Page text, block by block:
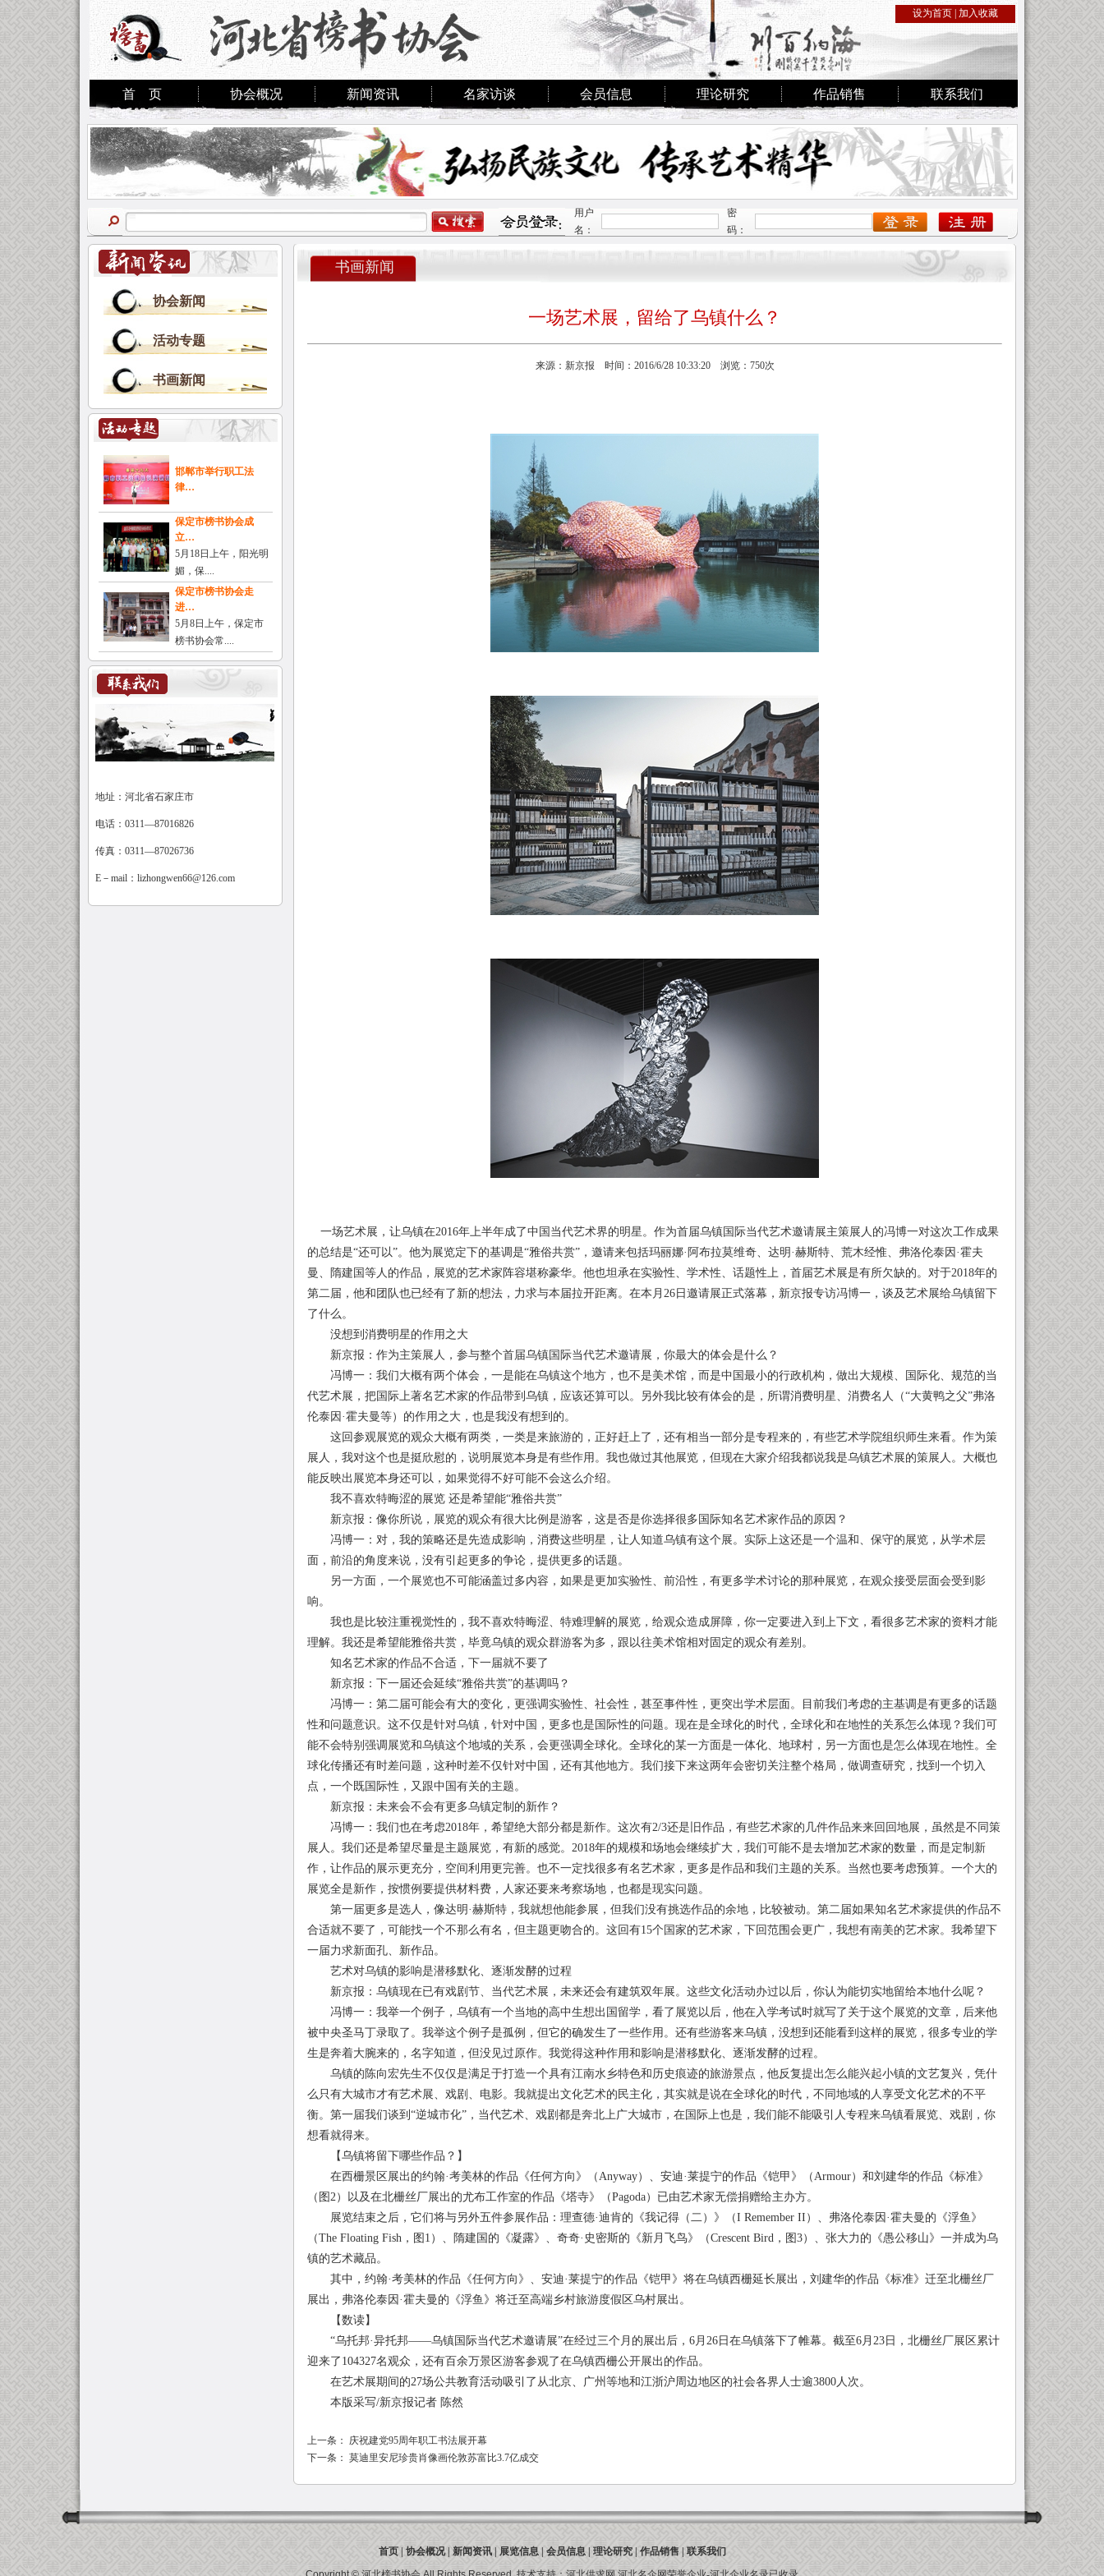
设为首页 加入收藏
首 页 协会概况 新闻资讯 名家访谈 会员信息 理论研究 作品销售 联系我们
用户
名：
密
码：
协会新闻
活动专题
书画新闻
邯郸市举行职工法
律…
保定市榜书协会成
立…
5月18日上午，阳光明
媚，保....
保定市榜书协会走
进…
5月8日上午，保定市
榜书协会常....
地址：河北省石家庄市
电话：0311—87016826
传真：0311—87026736
E－mail： lizhongwen66@126.com
书画新闻
一场艺术展，留给了乌镇什么？
来源：新京报 时间：2016/6/28 10:33:20 浏览：750次
一场艺术展，让乌镇在2016年上半年成了中国当代艺术界的明星。作为首届乌镇国际当代艺术邀请展主策展人的冯博一对这次工作成果
的总结是“还可以”。他为展览定下的基调是“雅俗共赏”，邀请来包括玛丽娜·阿布拉莫维奇、达明·赫斯特、荒木经惟、弗洛伦泰因·霍夫
曼、隋建国等人的作品，展览的艺术家阵容堪称豪华。他也坦承在实验性、学术性、话题性上，首届艺术展是有所欠缺的。对于2018年的
第二届，他和团队也已经有了新的想法，力求与本届拉开距离。在本月26日邀请展正式落幕，新京报专访冯博一，谈及艺术展给乌镇留下
了什么。
没想到消费明星的作用之大
新京报：作为主策展人，参与整个首届乌镇国际当代艺术邀请展，你最大的体会是什么？
冯博一：我们大概有两个体会，一是能在乌镇这个地方，也不是美术馆，而是中国最小的行政机构，做出大规模、国际化、规范的当
代艺术展，把国际上著名艺术家的作品带到乌镇，应该还算可以。另外我比较有体会的是，所谓消费明星、消费名人（“大黄鸭之父”弗洛
伦泰因·霍夫曼等）的作用之大，也是我没有想到的。
这回参观展览的观众大概有两类，一类是来旅游的，正好赶上了，还有相当一部分是专程来的，有些艺术学院组织师生来看。作为策
展人，我对这个也是挺欣慰的，说明展览本身是有些作用。我也做过其他展览，但现在大家介绍我都说我是乌镇艺术展的策展人。大概也
能反映出展览本身还可以，如果觉得不好可能不会这么介绍。
我不喜欢特晦涩的展览 还是希望能“雅俗共赏”
新京报：像你所说，展览的观众有很大比例是游客，这是否是你选择很多国际知名艺术家作品的原因？
冯博一：对，我的策略还是先造成影响，消费这些明星，让人知道乌镇有这个展。实际上这还是一个温和、保守的展览，从学术层
面，前沿的角度来说，没有引起更多的争论，提供更多的话题。
另一方面，一个展览也不可能涵盖过多内容，如果是更加实验性、前沿性，有更多学术讨论的那种展览，在观众接受层面会受到影
响。
我也是比较注重视觉性的，我不喜欢特晦涩、特难理解的展览，给观众造成屏障，你一定要进入到上下文，看很多艺术家的资料才能
理解。我还是希望能雅俗共赏，毕竟乌镇的观众群游客为多，跟以往美术馆相对固定的观众有差别。
知名艺术家的作品不合适，下一届就不要了
新京报：下一届还会延续“雅俗共赏”的基调吗？
冯博一：第二届可能会有大的变化，更强调实验性、社会性，甚至事件性，更突出学术层面。目前我们考虑的主基调是有更多的话题
性和问题意识。这不仅是针对乌镇，针对中国，更多也是国际性的问题。现在是全球化的时代，全球化和在地性的关系怎么体现？我们可
能不会特别强调展览和乌镇这个地域的关系，会更强调全球化。全球化的某一方面是一体化、地球村，另一方面也是怎么体现在地性。全
球化传播还有时差问题，这种时差不仅针对中国，还有其他地方。我们接下来这两年会密切关注整个格局，做调查研究，找到一个切入
点，一个既国际性，又跟中国有关的主题。
新京报：未来会不会有更多乌镇定制的新作？
冯博一：我们也在考虑2018年，希望绝大部分都是新作。这次有2/3还是旧作品，有些艺术家的几件作品来来回回地展，虽然是不同策
展人。我们还是希望尽量是主题展览，有新的感觉。2018年的规模和场地会继续扩大，我们可能不是去增加艺术家的数量，而是定制新
作，让作品的展示更充分，空间利用更完善。也不一定找很多有名艺术家，更多是作品和我们主题的关系。当然也要考虑预算。一个大的
展览全是新作，按惯例要提供材料费，人家还要来考察场地，也都是现实问题。
第一届更多是选人，像达明·赫斯特，我就想他能参展，但我们没有挑选作品的余地，比较被动。第二届如果知名艺术家提供的作品不
合适就不要了，可能找一个不那么有名，但主题更吻合的。这回有15个国家的艺术家，下回范围会更广，我想有南美的艺术家。我希望下
一届力求新面孔、新作品。
艺术对乌镇的影响是潜移默化、逐渐发酵的过程
新京报：乌镇现在已有戏剧节、当代艺术展，未来还会有建筑双年展。这些文化活动办过以后，你认为能切实地留给本地什么呢？
冯博一：我举一个例子，乌镇有一个当地的高中生想出国留学，看了展览以后，他在入学考试时就写了关于这个展览的文章，后来他
被中央圣马丁录取了。我举这个例子是孤例，但它的确发生了一些作用。还有些游客来乌镇，没想到还能看到这样的展览，很多专业的学
生是奔着大腕来的，名字知道，但没见过原作。我觉得这种作用和影响是潜移默化、逐渐发酵的过程。
乌镇的陈向宏先生不仅仅是满足于打造一个具有江南水乡特色和历史痕迹的旅游景点，他反复提出怎么能兴起小镇的文艺复兴，凭什
么只有大城市才有艺术展、戏剧、电影。我就提出文化艺术的民主化，其实就是说在全球化的时代，不同地域的人享受文化艺术的不平
衡。第一届我们谈到“逆城市化”，当代艺术、戏剧都是奔北上广大城市，在国际上也是，我们能不能吸引人专程来乌镇看展览、戏剧，你
想看就得来。
【乌镇将留下哪些作品？】
在西栅景区展出的约翰·考美林的作品《任何方向》（Anyway）、安迪·莱提宁的作品《铠甲》（Armour）和刘建华的作品《标准》
（图2）以及在北栅丝厂展出的尤布工作室的作品《塔寺》（Pagoda）已由艺术家无偿捐赠给主办方。
展览结束之后，它们将与另外五件参展作品：理查德·迪肯的《我记得（二）》（I Remember II）、弗洛伦泰因·霍夫曼的《浮鱼》
（The Floating Fish，图1）、隋建国的《凝露》、奇奇·史密斯的《新月飞鸟》（Crescent Bird，图3）、张大力的《愚公移山》一并成为乌
镇的艺术藏品。
其中，约翰·考美林的作品《任何方向》、安迪·莱提宁的作品《铠甲》将在乌镇西栅延长展出，刘建华的作品《标准》迁至北栅丝厂
展出，弗洛伦泰因·霍夫曼的《浮鱼》将迁至高端乡村旅游度假区乌村展出。
【数读】
“乌托邦·异托邦——乌镇国际当代艺术邀请展”在经过三个月的展出后，6月26日在乌镇落下了帷幕。截至6月23日，北栅丝厂展区累计
迎来了104327名观众，还有百余万景区游客参观了在乌镇西栅公开展出的作品。
在艺术展期间的27场公共教育活动吸引了从北京、广州等地和江浙沪周边地区的社会各界人士逾3800人次。
本版采写/新京报记者 陈然
上一条： 庆祝建党95周年职工书法展开幕
下一条： 莫迪里安尼珍贵肖像画伦敦苏富比3.7亿成交
首页| 协会概况| 新闻资讯| 展览信息| 会员信息| 理论研究| 作品销售
联系我们